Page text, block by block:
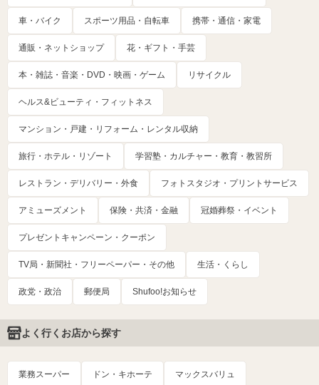
車・バイク スポーツ用品・自転車 携帯・通信・家電
通販・ネットショップ 花・ギフト・手芸
本・雑誌・音楽・DVD・映画・ゲーム リサイクル
ヘルス&ビューティ・フィットネス
マンション・戸建・リフォーム・レンタル収納
旅行・ホテル・リゾート 学習塾・カルチャー・教育・教習所
レストラン・デリバリー・外食 フォトスタジオ・プリントサービス
アミューズメント 保険・共済・金融 冠婚葬祭・イベント
プレゼントキャンペーン・クーポン
TV局・新聞社・フリーペーパー・その他 生活・くらし
政党・政治 郵便局 Shufoo!お知らせ
よく行くお店から探す
業務スーパー ドン・キホーテ マックスバリュ